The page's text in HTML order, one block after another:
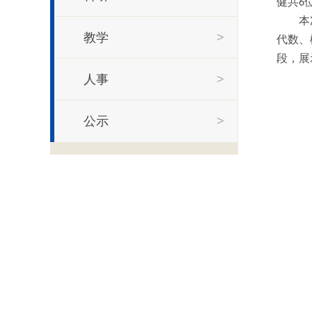
教学 >
人事 >
公示 >
6
本
代数
段，